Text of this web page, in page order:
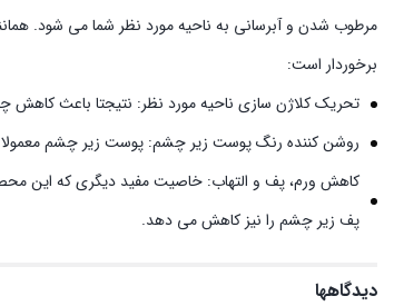
مرطوب شدن و آبرسانی به ناحیه مورد نظر شما می شود.
برخوردار است:
تحریک کلاژن سازی ناحیه مورد نظر: نتیجتا باعث کاهش
روشن کننده رنگ پوست زیر چشم: پوست زیر چشم
کاهش ورم، پف و التهاب: خاصیت مفید دیگری که این
پف زیر چشم را نیز کاهش می دهد.
دیدگاهها